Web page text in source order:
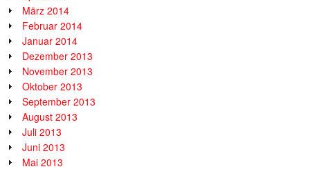
März 2014
Februar 2014
Januar 2014
Dezember 2013
November 2013
Oktober 2013
September 2013
August 2013
Juli 2013
Juni 2013
Mai 2013